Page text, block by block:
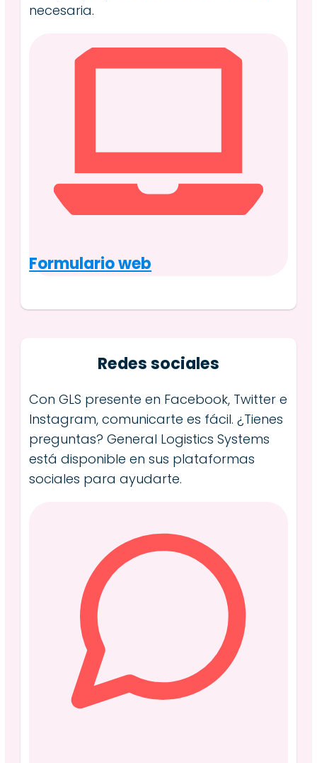
necesaria.
Formulario web
Redes sociales
Con GLS presente en Facebook, Twitter e
Instagram, comunicarte es fácil. ¿Tienes
preguntas? General Logistics Systems
está disponible en sus plataformas
sociales para ayudarte.